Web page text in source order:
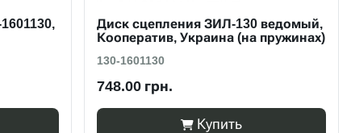
Диск сцепления ЗИЛ-130 ведомый,
Кооператив, Украина (на пружинах)
130-1601130
748.00 грн.
Купить